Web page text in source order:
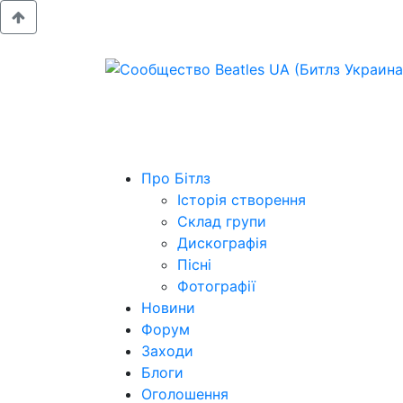
Про Бітлз
Історія створення
Склад групи
Дискографія
Пісні
Фотографії
Новини
Форум
Заходи
Блоги
Оголошення